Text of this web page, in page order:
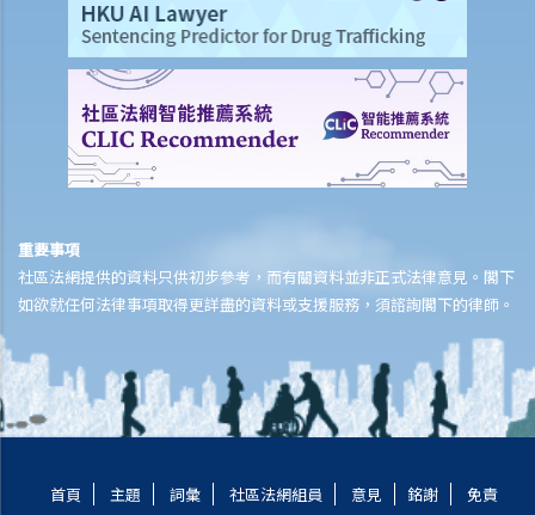
1. 申請遺囑認證或遺產管理書有沒有時限？
2. 如果申請人向遺產承辦處遞交文件後，又找到更多死者的資產，他 /
她應該怎樣做？
3. 如果死者的遺產總值不超過50,000元，申請程序是否有所不同？
4. 如果死者的遺產總值超過50,000元，但不超過150,000元，申請程序
是否有所不同？
6. 如果遺囑執行人/遺產管理人遺失了遺囑的認證書/遺產管理書，該怎
麼辦？
7. 甚麼是傳喚書和知會備忘？
8. 如果在頒授遺產管理書後發現遺囑，應怎麼辦？
9. 如果我沒有很多近親。我能委任一位朋友或一個機構，例如非牟利機
構，成為我的遺囑執行人嗎？如果可以，我應該做些什麼準備作此安
10. 如果我的遺產 (1)少於50,000元；(2)超過50,000元但少於150,000
重要事項
社區法網提供的資料只供初步參考，而有關資料並非正式法律意見。閣下
如欲就任何法律事項取得更詳盡的資料或支援服務，須諮詢閣下的律師。
首頁 主題 詞彙 社區法網組員 意見 銘謝 免責